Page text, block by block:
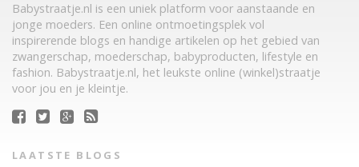
Babystraatje.nl is een uniek platform voor aanstaande en
jonge moeders. Een online ontmoetingsplek vol
inspirerende blogs en handige artikelen op het gebied van
zwangerschap, moederschap, babyproducten, lifestyle en
fashion. Babystraatje.nl, het leukste online (winkel)straatje
voor jou en je kleintje.
LAATSTE BLOGS